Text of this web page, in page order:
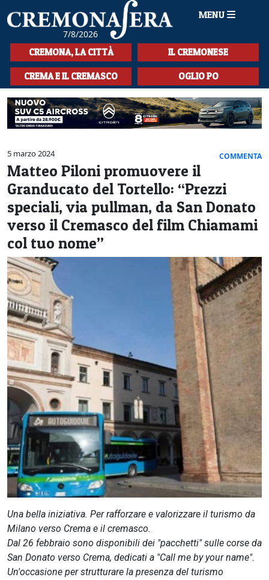
7/8/2026
MENU
HOME
CRONACA
SPORT
LA MUSICA
CULTURA
LA STORIA
SPETTACOLI
L'EDITORIALE
SEZIONI
CERCA
CREMONA, LA CITTÀ IL CREMONESE
CREMA E IL CREMASCO OGLIO PO
5 marzo 2024 COMMENTA
Matteo Piloni promuovere il
Granducato del Tortello: “Prezzi
speciali, via pullman, da San Donato
verso il Cremasco del film Chiamami
col tuo nome”
Una bella iniziativa. Per rafforzare e valorizzare il turismo da
Milano verso Crema e il cremasco.
Dal 26 febbraio sono disponibili dei "pacchetti" sulle corse da
San Donato verso Crema, dedicati a "Call me by your name".
Un'occasione per strutturare la presenza del turismo